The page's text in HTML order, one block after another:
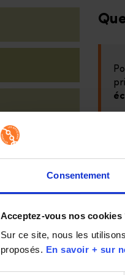
Consentement
Acceptez-vous nos cookies
Sur ce site, nous les
proposés. En savoir + sur